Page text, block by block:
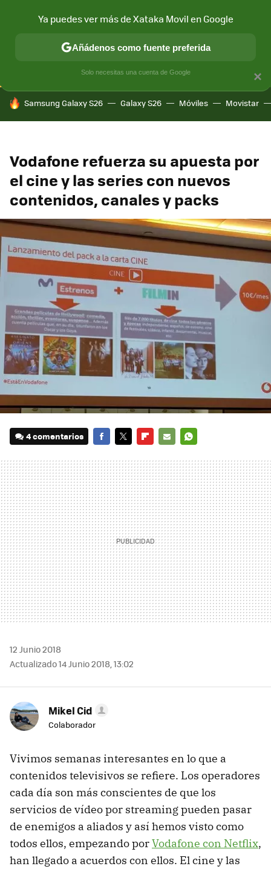
CONECTIVIDAD MÓVIL Y SOCIEDAD APLICACIONES
HOY SE HABLA DE
Samsung Galaxy S26 Galaxy S26 Móviles Movistar
Vodafone refuerza su apuesta por
el cine y las series con nuevos
contenidos, canales y packs
4 comentarios
MAIL
12 Junio 2018
Actualizado 14 Junio 2018, 13:02
Mikel Cid
Colaborador
Vivimos semanas interesantes en lo que a
contenidos televisivos se refiere. Los operadores
cada día son más conscientes de que los
servicios de vídeo por streaming pueden pasar
de enemigos a aliados y así hemos visto como
todos ellos, empezando porVodafone con Netflix,
han llegado a acuerdos con ellos. El cine y las
×
Ya puedes ver más de Xataka Movil en Google
Añádenos como fuente preferida
Solo necesitas una cuenta de Google